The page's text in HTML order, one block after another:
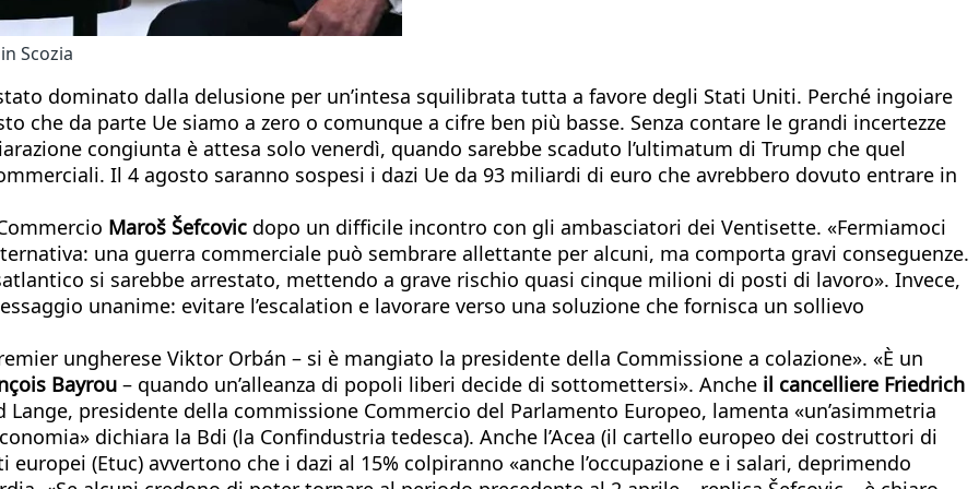
Scozia
dominato dalla delusione per un’intesa squilibrata tutta a favore degli Stati Uniti. Perché ingoiare
che da parte Ue siamo a zero o comunque a cifre ben più basse. Senza contare le grandi incertezze
congiunta è attesa solo venerdì, quando sarebbe scaduto l’ultimatum di Trump che quel
Il 4 agosto saranno sospesi i dazi Ue da 93 miliardi di euro che avrebbero dovuto entrare in
Maroš Šefcovic dopo un difficile incontro con gli ambasciatori dei Ventisette. «Fermiamoci
una guerra commerciale può sembrare allettante per alcuni, ma comporta gravi conseguenze.
si sarebbe arrestato, mettendo a grave rischio quasi cinque milioni di posti di lavoro». Invece,
unanime: evitare l’escalation e lavorare verso una soluzione che fornisca un sollievo
ungherese Viktor Orbán – si è mangiato la presidente della Commissione a colazione». «È un
Bayrou – quando un’alleanza di popoli liberi decide di sottomettersi». Anche il cancelliere Friedrich
presidente della commissione Commercio del Parlamento Europeo, lamenta «un’asimmetria
dichiara la Bdi (la Confindustria tedesca). Anche l’Acea (il cartello europeo dei costruttori di
(Etuc) avvertono che i dazi al 15% colpiranno «anche l’occupazione e i salari, deprimendo